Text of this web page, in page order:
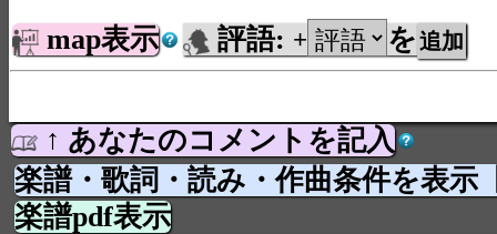
map表示 評語: + を
↑ あなたのコメントを記入
楽譜・歌詞・読み・作曲条件を表示
楽譜pdf表示